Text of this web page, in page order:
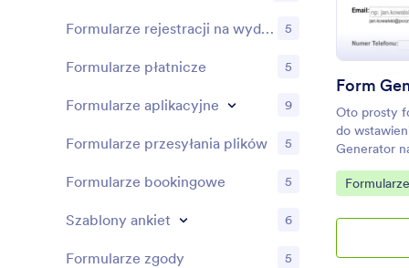
Oto prosty
do
Generator
petycję,
pomocy
pobierać
formularz
Go to
Formularze rejestracji na wydarzenia 5
Formularze płatnicze 5
Formularze aplikacyjne 9
Formularze przesyłania plików 5
Formularze bookingowe 5
Szablony ankiet 6
Formularze zgody 5